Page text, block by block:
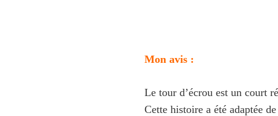
Mon avis :
Le tour d’écrou est un court
Cette histoire a été adaptée